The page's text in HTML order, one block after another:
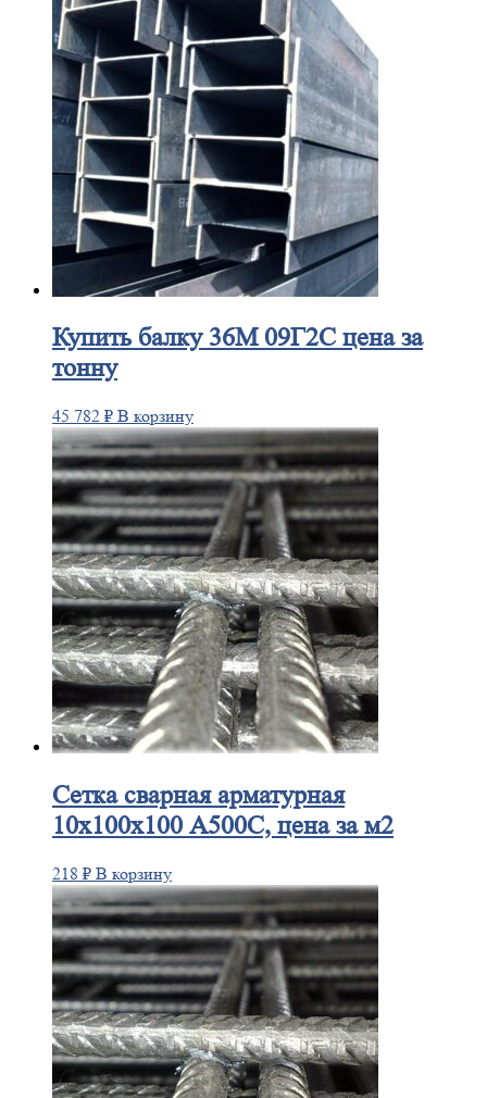
Купитьбалку 36М 09Г2С цена за
тонну
45 782 ₽ В корзину
Сеткасварная арматурная
10х100х100 А500С, цена за м2
218 ₽ В корзину